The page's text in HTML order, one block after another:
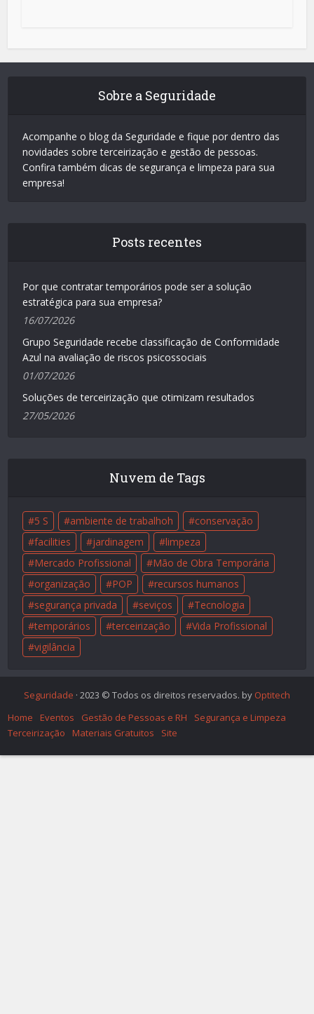
Sobre a Seguridade
Acompanhe o blog da Seguridade e fique por dentro das
novidades sobre terceirização e gestão de pessoas.
Confira também dicas de segurança e limpeza para sua
empresa!
Posts recentes
Por que contratar temporários pode ser a solução
estratégica para sua empresa?
16/07/2026
Grupo Seguridade recebe classificação de Conformidade
Azul na avaliação de riscos psicossociais
01/07/2026
Soluções de terceirização que otimizam resultados
27/05/2026
Nuvem de Tags
5 S ambiente de trabalhoh
conservação
facilities
jardinagem
limpeza
Mercado Profissional
Mão de Obra Temporária
organização
POP
recursos humanos
segurança privada
seviços
Tecnologia
temporários
terceirização
Vida Profissional
vigilância
Seguridade · 2023 © Todos os direitos reservados. by Optitech
Home
Eventos Gestão de Pessoas e RH
Segurança e Limpeza
Terceirização
Materiais Gratuitos Site